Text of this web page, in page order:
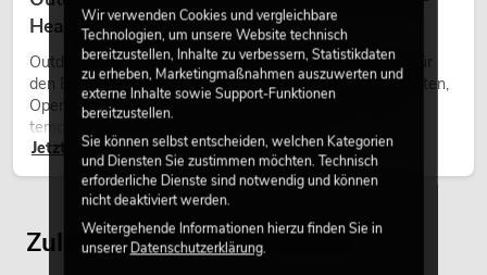
Heads bei Events
Outdoor Moving-Heads sind bewegliche Scheinwerfer für
den Einsatz im Freien. Sie werden bei Festivals, Stadtfesten,
Open-Air-Konzerten, Architekturinszenierungen und
temporären Außeninstallationen eingesetzt.
Jetzt lesen
Zuletzt angesehene Artikel
Wir verwenden Cookies und vergleichbare
Technologien, um unsere Website technisch
bereitzustellen, Inhalte zu verbessern, Statistikdaten
zu erheben, Marketingmaßnahmen auszuwerten und
externe Inhalte sowie Support-Funktionen
bereitzustellen.
Sie können selbst entscheiden, welchen Kategorien
und Diensten Sie zustimmen möchten. Technisch
erforderliche Dienste sind notwendig und können
nicht deaktiviert werden.
Weitergehende Informationen hierzu finden Sie in
unsererDatenschutzerklärung.